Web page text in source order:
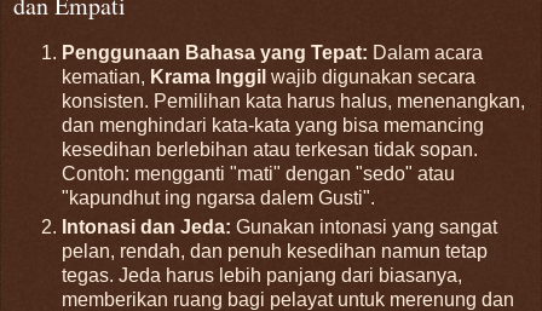
Penggunaan Bahasa yang Tepat: Dalam acara
kematian, Krama Inggil wajib digunakan secara
konsisten. Pemilihan kata harus halus, menenangkan,
dan menghindari kata-kata yang bisa memancing
kesedihan berlebihan atau terkesan tidak sopan.
Contoh: mengganti "mati" dengan "sedo" atau
"kapundhut ing ngarsa dalem Gusti".
Intonasi dan Jeda: Gunakan intonasi yang sangat
pelan, rendah, dan penuh kesedihan namun tetap
tegas. Jeda harus lebih panjang dari biasanya,
memberikan ruang bagi pelayat untuk merenung dan